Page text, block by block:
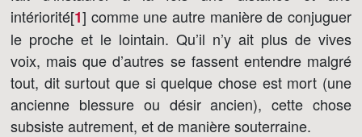
intériorité[1] comme une autre manière de conjuguer
le proche et le lointain. Qu’il n’y ait plus de vives
voix, mais que d’autres se fassent entendre malgré
tout, dit surtout que si quelque chose est mort (une
ancienne blessure ou désir ancien), cette chose
subsiste autrement, et de manière souterraine.